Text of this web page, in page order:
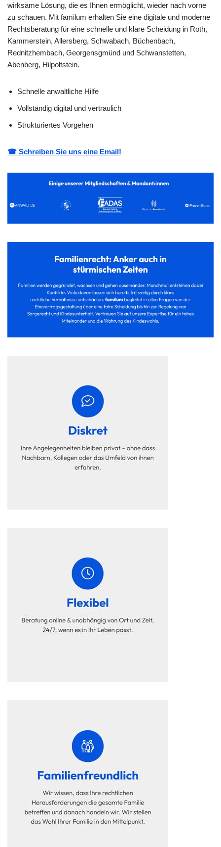
wirksame Lösung, die es Ihnen ermöglicht, wieder nach vorne
zu schauen. Mit familum erhalten Sie eine digitale und moderne
Rechtsberatung für eine schnelle und klare Scheidung in Roth,
Kammerstein, Allersberg, Schwabach, Büchenbach,
Rednitzhembach, Georgensgmünd und Schwanstetten,
Abenberg, Hilpoltstein.
Schnelle anwaltliche Hilfe
Vollständig digital und vertraulich
Strukturiertes Vorgehen
☎ Schreiben Sie uns eine Email!